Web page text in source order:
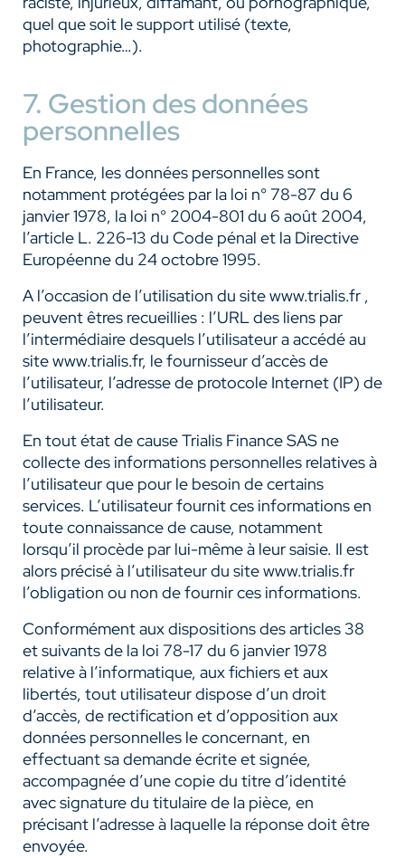
quel que soit le support utilisé (texte,
photographie…).
7. Gestion des données
personnelles
En France, les données personnelles sont
notamment protégées par la loi n° 78-87 du 6
janvier 1978, la loi n° 2004-801 du 6 août 2004,
l’article L. 226-13 du Code pénal et la Directive
Européenne du 24 octobre 1995.
A l’occasion de l’utilisation du site www.trialis.fr ,
peuvent êtres recueillies : l’URL des liens par
l’intermédiaire desquels l’utilisateur a accédé au
site www.trialis.fr, le fournisseur d’accès de
l’utilisateur, l’adresse de protocole Internet (IP) de
l’utilisateur.
En tout état de cause Trialis Finance SAS ne
collecte des informations personnelles relatives à
l’utilisateur que pour le besoin de certains
services. L’utilisateur fournit ces informations en
toute connaissance de cause, notamment
lorsqu’il procède par lui-même à leur saisie. Il est
alors précisé à l’utilisateur du site www.trialis.fr
l’obligation ou non de fournir ces informations.
Conformément aux dispositions des articles 38
et suivants de la loi 78-17 du 6 janvier 1978
relative à l’informatique, aux fichiers et aux
libertés, tout utilisateur dispose d’un droit
d’accès, de rectification et d’opposition aux
données personnelles le concernant, en
effectuant sa demande écrite et signée,
accompagnée d’une copie du titre d’identité
avec signature du titulaire de la pièce, en
précisant l’adresse à laquelle la réponse doit être
envoyée.